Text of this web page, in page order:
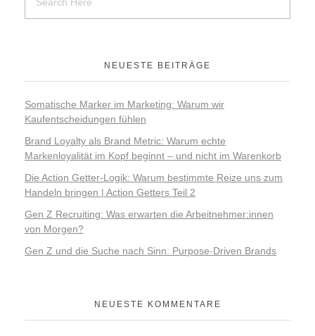
NEUESTE BEITRÄGE
Somatische Marker im Marketing: Warum wir
Kaufentscheidungen fühlen
Brand Loyalty als Brand Metric: Warum echte
Markenloyalität im Kopf beginnt – und nicht im Warenkorb
Die Action Getter-Logik: Warum bestimmte Reize uns zum
Handeln bringen | Action Getters Teil 2
Gen Z Recruiting: Was erwarten die Arbeitnehmer:innen
von Morgen?
Gen Z und die Suche nach Sinn: Purpose-Driven Brands
NEUESTE KOMMENTARE